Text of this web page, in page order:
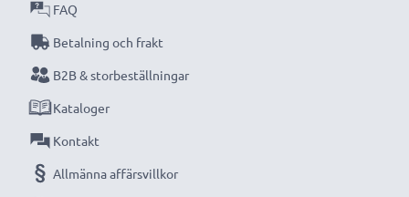
★3 års garanti
specialist som endast erbjuder kvalitetsprodukter.
Därför har vi en garanti på 36 månader!
FAQ
Betalning och frakt
B2B & storbeställningar
Kataloger
Kontakt
Allmänna affärsvillkor